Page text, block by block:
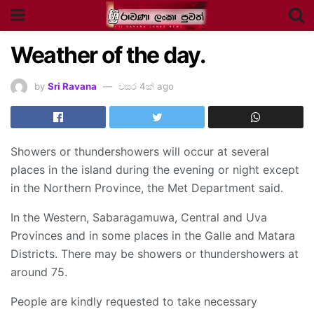
Weather of the day.
by Sri Ravana වසර 4ක් ago
Showers or thundershowers will occur at several
places in the island during the evening or night except
in the Northern Province, the Met Department said.
In the Western, Sabaragamuwa, Central and Uva
Provinces and in some places in the Galle and Matara
Districts. There may be showers or thundershowers at
around 75.
People are kindly requested to take necessary